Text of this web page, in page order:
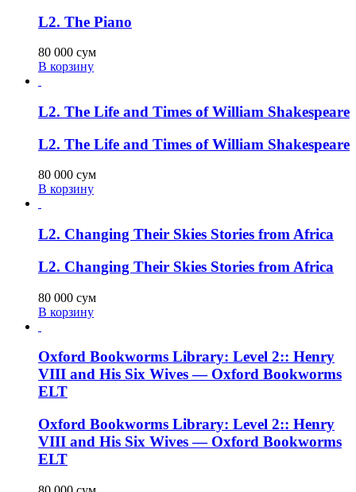
L2. The Piano
80 000 сум
В корзину
L2. The Life and Times of William Shakespeare
L2. The Life and Times of William Shakespeare
80 000 сум
В корзину
L2. Changing Their Skies Stories from Africa
L2. Changing Their Skies Stories from Africa
80 000 сум
В корзину
Oxford Bookworms Library: Level 2:: Henry
VIII and His Six Wives — Oxford Bookworms
ELT
Oxford Bookworms Library: Level 2:: Henry
VIII and His Six Wives — Oxford Bookworms
ELT